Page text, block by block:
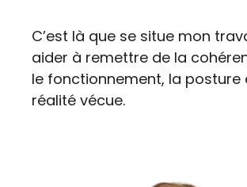
C’est là que se situe mon
aider à remettre de la
le fonctionnement, la posture
réalité vécue.